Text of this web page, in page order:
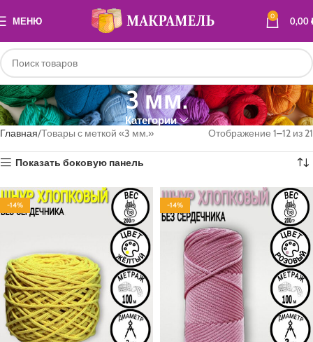
МЕНЮ 0 0,00
3 мм.
Категории
Главная Товары с меткой «3 мм.» Отображение 1–12 из 21
Показать боковую панель
-14%
100% ХЛОПОК
-14%
100% ХЛОПОК